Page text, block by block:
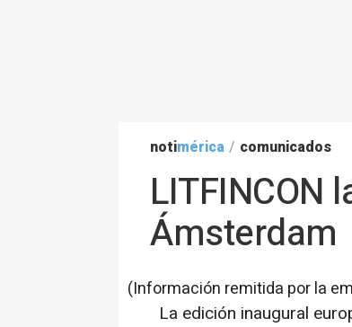
notimérica / comunicados
LITFINCON
Ámsterdam
(Información remitida por la
La edición inaugural